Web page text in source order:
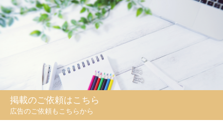
掲載のご依頼はこちら
広告のご依頼もこちらから